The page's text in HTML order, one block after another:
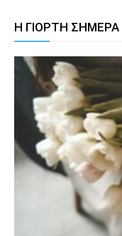
Η ΓΙΟΡΤΗ ΣΗΜΕΡΑ